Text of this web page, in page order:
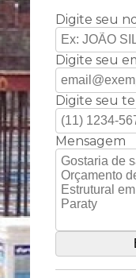
Digite seu
Digite seu
Digite seu
Mensagem